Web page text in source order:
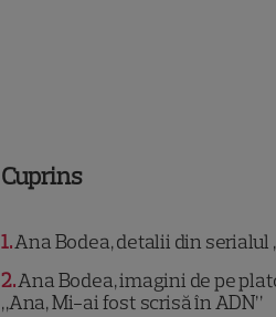
Cuprins
1Ana Bodea, detalii din serialul
2Ana Bodea, imagini de pe
„Ana, Mi-ai fost scrisă în ADN”